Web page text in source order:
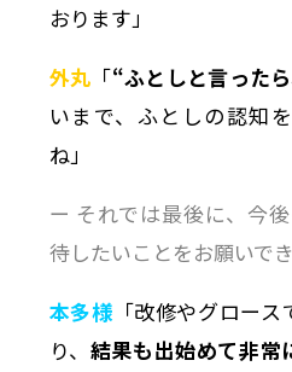
おります」
外丸 「“ふとしと言った
いまで、ふとしの認知
ね」
ー それでは最後に、今
待したいことをお願いで
本多様 「改修やグロー
り、 結果も出始めて非常